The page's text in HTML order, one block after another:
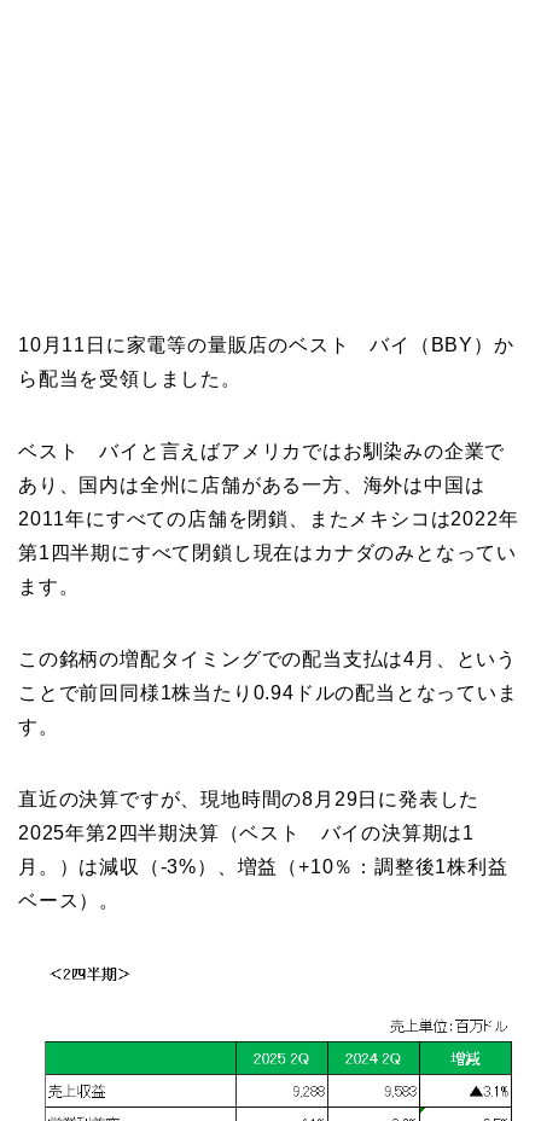
10月11日に家電等の量販店のベスト バイ（BBY）か
ら配当を受領しました。
ベスト バイと言えばアメリカではお馴染みの企業で
あり、国内は全州に店舗がある一方、海外は中国は
2011年にすべての店舗を閉鎖、またメキシコは2022年
第1四半期にすべて閉鎖し現在はカナダのみとなってい
ます。
この銘柄の増配タイミングでの配当支払は4月、という
ことで前回同様1株当たり0.94ドルの配当となっていま
す。
直近の決算ですが、現地時間の8月29日に発表した
2025年第2四半期決算（ベスト バイの決算期は1
月。）は減収（-3%）、増益（+10％：調整後1株利益
ベース）。